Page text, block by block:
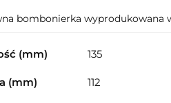
bombonierka wyprodukowana
(mm) 135
(mm) 112